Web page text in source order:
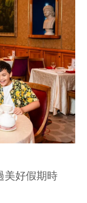
美好假期時